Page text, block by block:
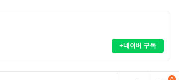
+네이버 구독